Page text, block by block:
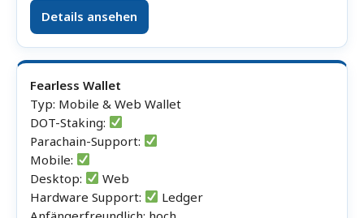
Details ansehen
Fearless Wallet
Typ: Mobile & Web Wallet
DOT-Staking:
Parachain-Support:
Mobile:
Desktop:
Web
Hardware Support:
Ledger